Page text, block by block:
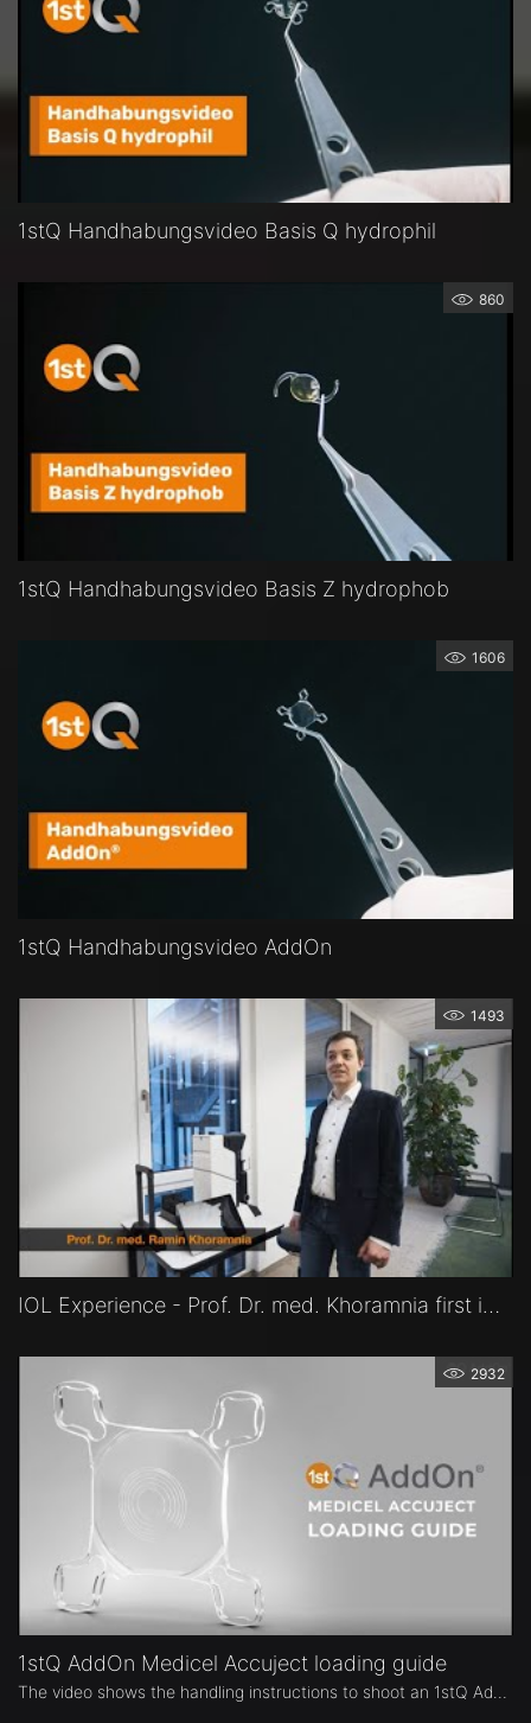
1stQ Handhabungsvideo Basis Q hydrophil
860
1stQ Handhabungsvideo Basis Z hydrophob
1606
1stQ Handhabungsvideo AddOn
1493
IOL Experience - Prof. Dr. med. Khoramnia first impressions of RALV device
2932
1stQ AddOn Medicel Accuject loading guide